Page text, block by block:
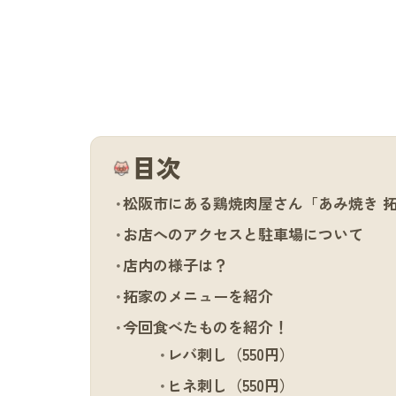
目次
松阪市にある鶏焼肉屋さん「あみ焼き
お店へのアクセスと駐車場について
店内の様子は？
拓家のメニューを紹介
今回食べたものを紹介！
レバ刺し（550円）
ヒネ刺し（550円）